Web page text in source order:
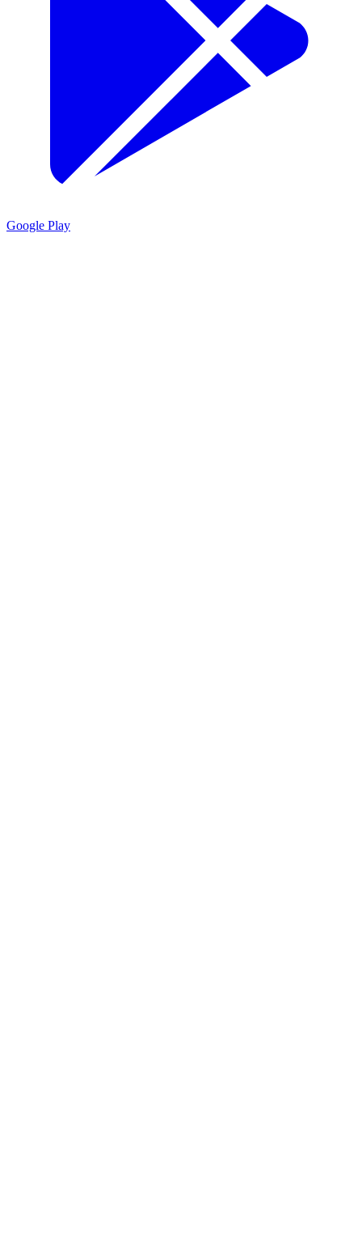
Google Play